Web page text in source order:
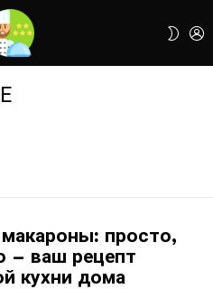
просто,
– ваш рецепт
кухни дома